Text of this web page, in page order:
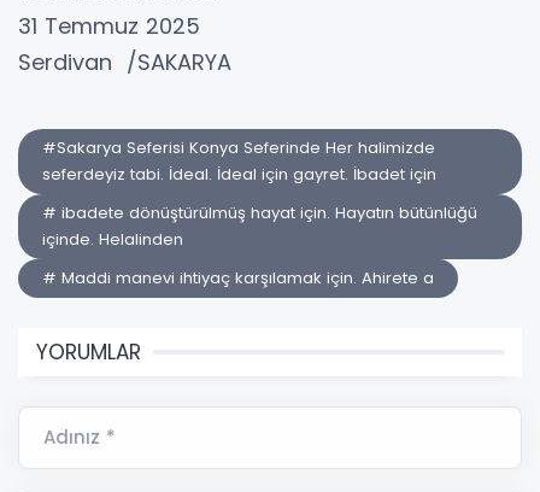
31 Temmuz 2025
Serdivan /SAKARYA
#Sakarya Seferisi Konya Seferinde Her halimizde
seferdeyiz tabi. İdeal. İdeal için gayret. İbadet için
# ibadete dönüştürülmüş hayat için. Hayatın bütünlüğü
içinde. Helalinden
# Maddi manevi ihtiyaç karşılamak için. Ahirete a
YORUMLAR
Adınız *